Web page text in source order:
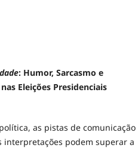
: Humor, Sarcasmo e
nas Eleições Presidenciais
as pistas de comunicação
interpretações podem superar a